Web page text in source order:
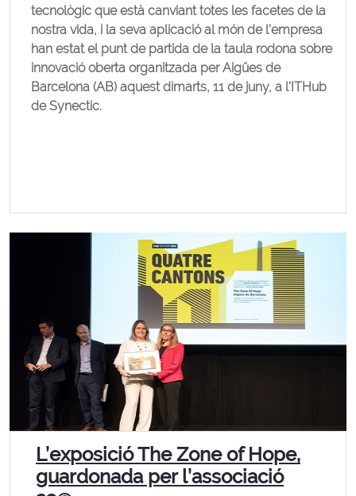
tecnològic que està canviant totes les facetes de la
nostra vida, i la seva aplicació al món de l’empresa
han estat el punt de partida de la taula rodona sobre
innovació oberta organitzada per Aigües de
Barcelona (AB) aquest dimarts, 11 de juny, a l’ITHub
de Synectic.
L’exposició The Zone of Hope,
guardonada per l’associació